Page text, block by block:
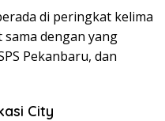
di peringkat kelima
dengan yang
Pekanbaru, dan
City